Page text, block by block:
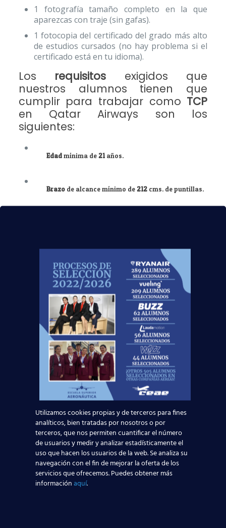
1 fotografía tamaño completo en la que
aparezcas con traje (sin gafas).
1 fotocopia del certificado del grado más alto
de estudios cursados (no hay problema si el
certificado está en tu idioma).
Los requisitos exigidos que
nuestros alumnos tienen que
cumplir para trabajar como TCP
en Qatar Airways son los
siguientes:
Edadmínima de21años.
Brazode alcance mínimo de212cms. de puntillas.
a Doha, Qatar.
Personalidadextrovertida con buenas habilidades
interpersonales y la capacidad de trabajar con un
equipo multinacional.
Si quieres acudir con garantías a esta gran
oportunidad, te informamos que en nuestra
de Centros de Estudios Aeronáuticos
disponemos de todos los recursos necesarios
sigas los pasos de Alexandra y los
por todo el mundo. Y si aun no dispones de tu
título oficial TCP, podemos formarte con
nuestrocurso Tripulante de Cabina de
Pasajeros TCP .
¿Vas a dejarvolaresta
oportunidad? Infórmate sobre
nuestros cursos
Utilizamos cookies propias y de terceros para fines
analíticos, bien tratadas por nosotros o por
terceros, que nos permiten cuantificar el número
de usuarios y medir y analizar estadísticamente el
uso que hacen los usuarios de la web. Se analiza su
navegación con el fin de mejorar la oferta de los
servicios que ofrecemos. Puedes obtener más
informaciónaquí.